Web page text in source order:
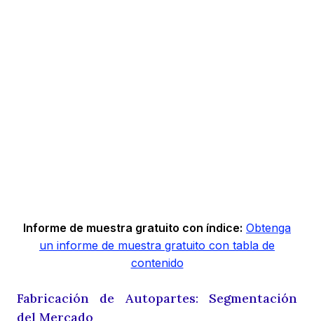
Informe de muestra gratuito con índice: Obtenga
un informe de muestra gratuito con tabla de
contenido
Fabricación de Autopartes: Segmentación
del Mercado